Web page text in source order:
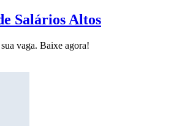
Salários Altos
vaga. Baixe agora!